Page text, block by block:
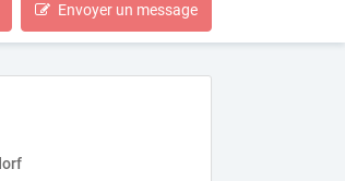
Envoyer un message